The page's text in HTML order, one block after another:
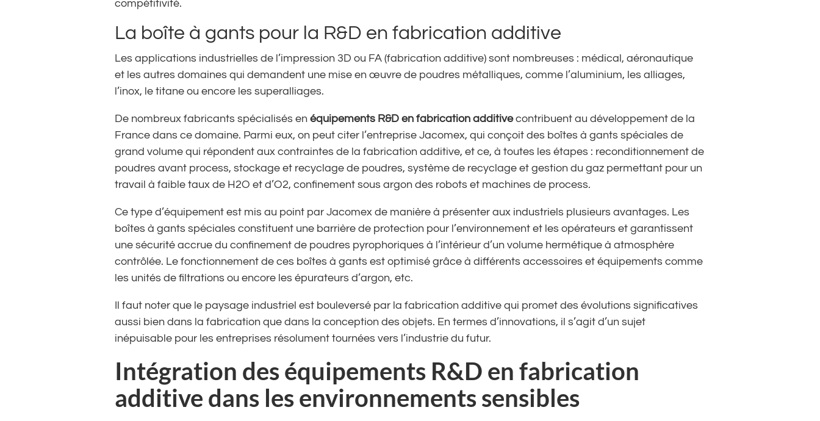
compétitivité.
La boîte à gants pour la R&D en fabrication additive
Les applications industrielles de l’impression 3D ou FA (fabrication additive) sont nombreuses : médical, aéronautique
et les autres domaines qui demandent une mise en œuvre de poudres métalliques, comme l’aluminium, les alliages,
l’inox, le titane ou encore les superalliages.
De nombreux fabricants spécialisés enéquipements R&D en fabrication additivecontribuent au développement de la
France dans ce domaine. Parmi eux, on peut citer l’entreprise Jacomex, qui conçoit des boîtes à gants spéciales de
grand volume qui répondent aux contraintes de la fabrication additive, et ce, à toutes les étapes : reconditionnement de
poudres avant process, stockage et recyclage de poudres, système de recyclage et gestion du gaz permettant pour un
travail à faible taux de H2O et d’O2, confinement sous argon des robots et machines de process.
Ce type d’équipement est mis au point par Jacomex de manière à présenter aux industriels plusieurs avantages. Les
boîtes à gants spéciales constituent une barrière de protection pour l’environnement et les opérateurs et garantissent
une sécurité accrue du confinement de poudres pyrophoriques à l’intérieur d’un volume hermétique à atmosphère
contrôlée. Le fonctionnement de ces boîtes à gants est optimisé grâce à différents accessoires et équipements comme
les unités de filtrations ou encore les épurateurs d’argon, etc.
Il faut noter que le paysage industriel est bouleversé par la fabrication additive qui promet des évolutions significatives
aussi bien dans la fabrication que dans la conception des objets. En termes d’innovations, il s’agit d’un sujet
inépuisable pour les entreprises résolument tournées vers l’industrie du futur.
Intégration des équipements R&D en fabrication
additive dans les environnements sensibles